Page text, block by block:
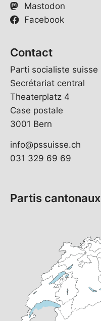
Mastodon
Facebook
Contact
Parti socialiste suisse
Secrétariat central
Theaterplatz 4
Case postale
3001 Bern
info@pssuisse.ch
031 329 69 69
Partis cantonaux